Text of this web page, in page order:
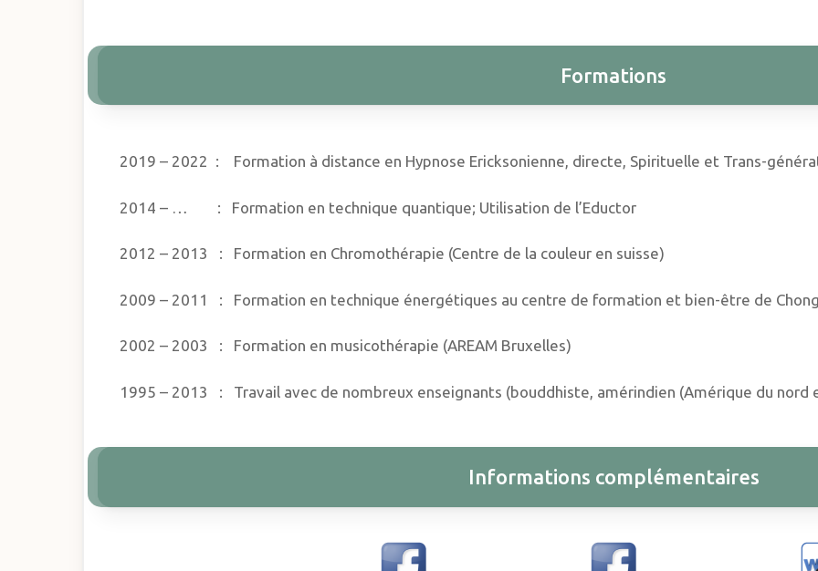
Formations
2019 – 2022 : Formation à distance en Hypnose Ericksonienne, directe, Spirituelle et Trans-
2014 – … : Formation en technique quantique; Utilisation de l’Eductor
2012 – 2013 : Formation en Chromothérapie (Centre de la couleur en suisse)
2009 – 2011 : Formation en technique énergétiques au centre de formation et bien-être de
2002 – 2003 : Formation en musicothérapie (AREAM Bruxelles)
1995 – 2013 : Travail avec de nombreux enseignants (bouddhiste, amérindien (Amérique du nord
Informations complémentaires